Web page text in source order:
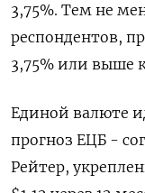
3,75%. Тем не
респондентов,
3,75% или выше
Единой валюте
прогноз ЕЦБ -
Рейтер,